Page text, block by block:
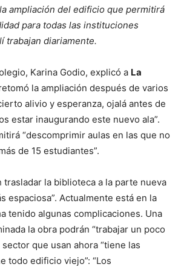
ampliación del edificio que permitirá
para todas las instituciones
trabajan diariamente.
Karina Godio, explicó a La
la ampliación después de varios
alivio y esperanza, ojalá antes de
estar inaugurando este nuevo ala”.
“descomprimir aulas en las que no
de 15 estudiantes”.
trasladar la biblioteca a la parte nueva
espaciosa”. Actualmente está en la
tenido algunas complicaciones. Una
la obra podrán “trabajar un poco
sector que usan ahora “tiene las
todo edificio viejo”: “Los